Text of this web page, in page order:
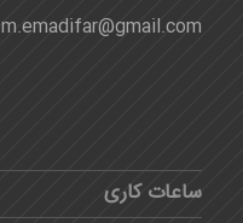
m.emadifar@gmail.com
ساعات کاری